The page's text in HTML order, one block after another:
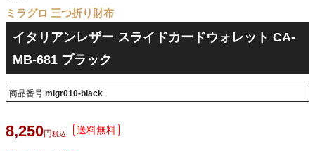
ミラグロ 三つ折り財布
イタリアンレザー スライドカードウォレット CA-
MB-681 ブラック
商品番号 mlgr010-black
8,250 税込